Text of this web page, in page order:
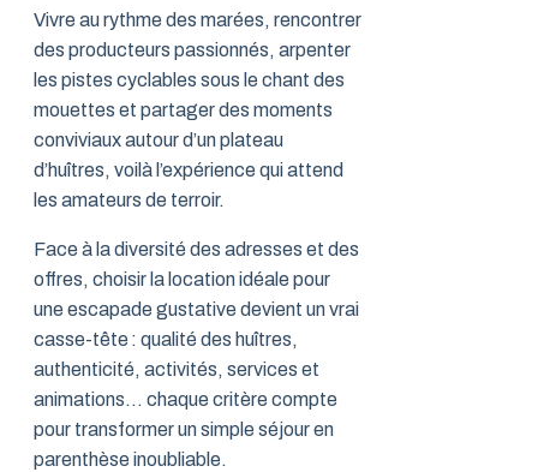
Vivre au rythme des marées, rencontrer
des producteurs passionnés, arpenter
les pistes cyclables sous le chant des
mouettes et partager des moments
conviviaux autour d’un plateau
d’huîtres, voilà l’expérience qui attend
les amateurs de terroir.
Face à la diversité des adresses et des
offres, choisir la location idéale pour
une escapade gustative devient un vrai
casse-tête : qualité des huîtres,
authenticité, activités, services et
animations… chaque critère compte
pour transformer un simple séjour en
parenthèse inoubliable.